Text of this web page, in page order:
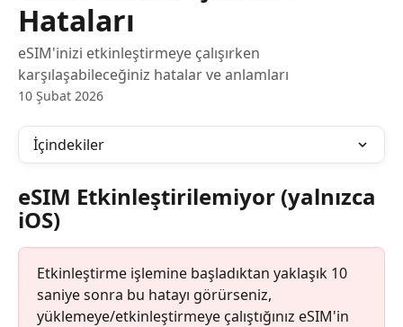
Hataları
eSIM'inizi etkinleştirmeye çalışırken
karşılaşabileceğiniz hatalar ve anlamları
10 Şubat 2026
İçindekiler
eSIM Etkinleştirilemiyor (yalnızca
iOS)
Etkinleştirme işlemine başladıktan yaklaşık 10
saniye sonra bu hatayı görürseniz,
yüklemeye/etkinleştirmeye çalıştığınız eSIM'in